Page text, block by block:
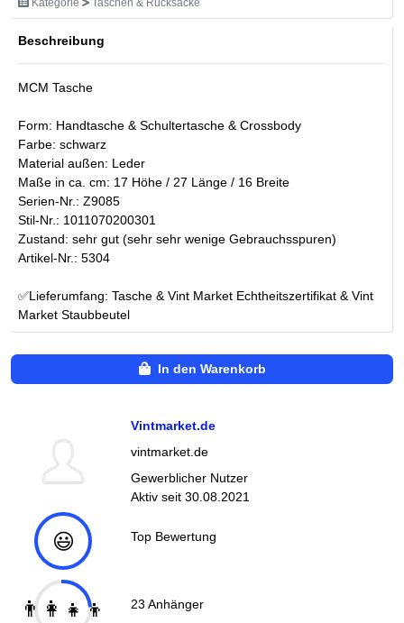
Kategorie Taschen & Rucksäcke
Beschreibung
MCM Tasche
Form: Handtasche & Schultertasche & Crossbody
Farbe: schwarz
Material außen: Leder
Maße in ca. cm: 17 Höhe / 27 Länge / 16 Breite
Serien-Nr.: Z9085
Stil-Nr.: 1011070200301
Zustand: sehr gut (sehr sehr wenige Gebrauchsspuren)
Artikel-Nr.: 5304
✅Lieferumfang: Tasche & Vint Market Echtheitszertifikat & Vint
Market Staubbeutel
In den Warenkorb
Vintmarket.de
vintmarket.de
Gewerblicher Nutzer
Aktiv seit 30.08.2021
😃 Top Bewertung
👨‍👩‍👧‍👦 23 Anhänger